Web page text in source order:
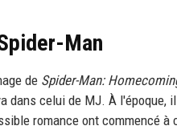
Man
de Spider-Man:
dans celui de MJ. À l'époque,
romance ont commencé